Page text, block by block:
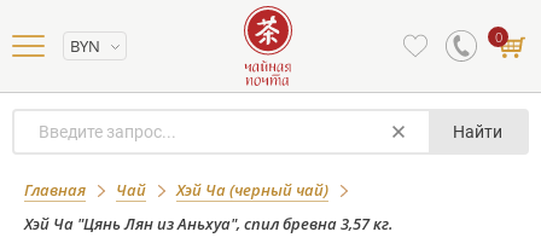
BYN 0
Найти
Главная Чай
Хэй Ча (черный чай)
Хэй Ча "Цянь Лян из Аньхуа", спил бревна 3,57 кг.
Хэй Ча "Цянь Лян из Аньхуа", спил
бревна 3,57 кг.